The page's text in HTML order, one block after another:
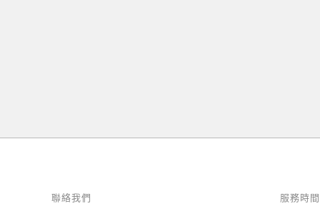
聯絡我們 服務時間